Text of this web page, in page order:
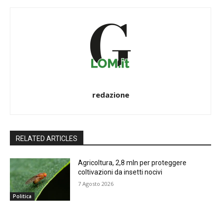
redazione
RELATED ARTICLES
Politica
Agricoltura, 2,8 mln per proteggere
coltivazioni da insetti nocivi
7 Agosto 2026